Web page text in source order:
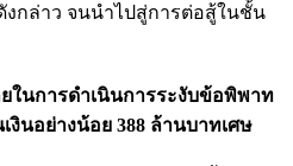
กล่าว จนนำไปสู่การต่อสู้ในชั้น
ในการดำเนินการระงับข้อพิพาท
งินอย่างน้อย 388 ล้านบาทเศษ